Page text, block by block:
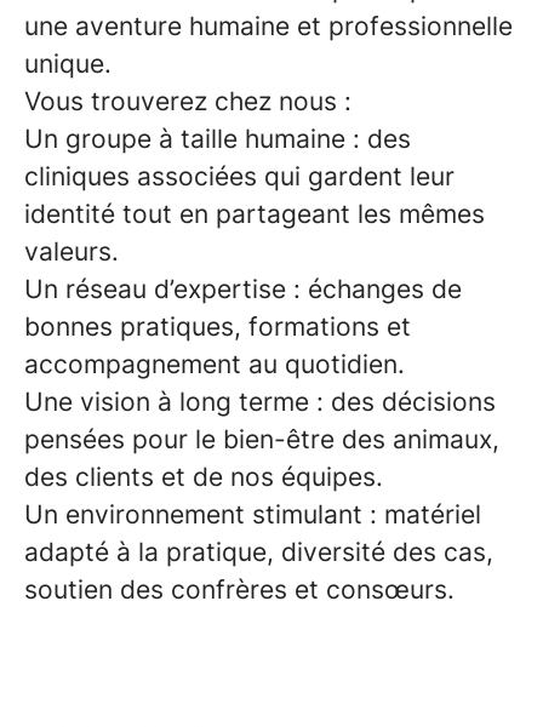
une aventure humaine et professionnelle
unique.
Vous trouverez chez nous :
Un groupe à taille humaine : des
cliniques associées qui gardent leur
identité tout en partageant les mêmes
valeurs.
Un réseau d’expertise : échanges de
bonnes pratiques, formations et
accompagnement au quotidien.
Une vision à long terme : des décisions
pensées pour le bien-être des animaux,
des clients et de nos équipes.
Un environnement stimulant : matériel
adapté à la pratique, diversité des cas,
soutien des confrères et consœurs.